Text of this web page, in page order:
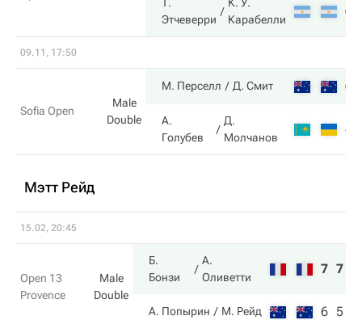
Этчеверри
Карабелли
6
09.11, 17:50
Sofia Open
Male
Double
М. Перселл Д. Смит 6
А.
Голубев
Д.
Молчанов
4
Мэтт Рейд
15.02, 20:45
Open 13
Provence
Male
Double
Б.
Бонзи
А.
Оливетти
7 7
А. Попырин М. Рейд 6 5